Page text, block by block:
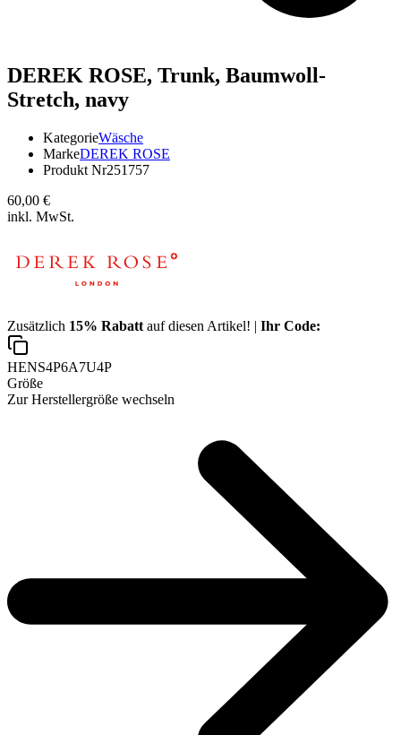
DEREK ROSE, Trunk, Baumwoll-
Stretch, navy
KategorieWäsche
MarkeDEREK ROSE
Produkt Nr251757
60,00 €
inkl. MwSt.
Zusätzlich 15% Rabatt auf diesen Artikel! | Ihr Code:
HENS4P6A7U4P
Größe
Zur Herstellergröße wechseln